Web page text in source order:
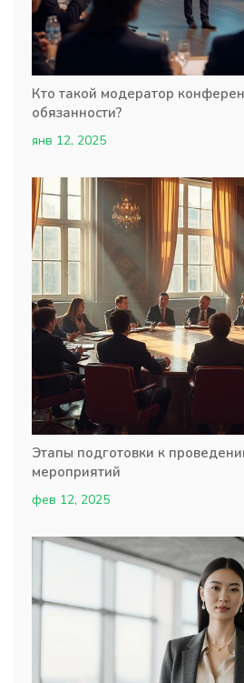
Кто такой модератор
обязанности?
янв 12, 2025
Этапы подготовки к
мероприятий
фев 12, 2025